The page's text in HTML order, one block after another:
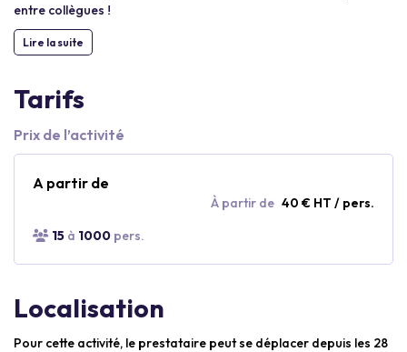
entre collègues !
Lire la suite
Tarifs
Prix de l’activité
A partir de
À partir de 40 € HT / pers.
15 à 1000 pers.
Localisation
Pour cette activité, le prestataire peut se déplacer depuis les 28